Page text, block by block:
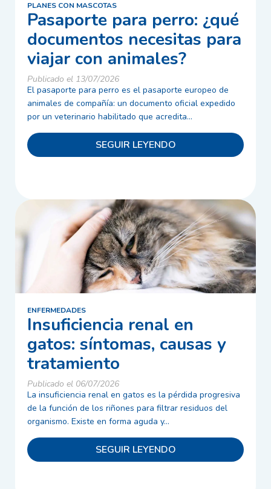
PLANES CON MASCOTAS
Pasaporte para perro: ¿qué
documentos necesitas para
viajar con animales?
Publicado el 13/07/2026
El pasaporte para perro es el pasaporte europeo de
animales de compañía: un documento oficial expedido
por un veterinario habilitado que acredita...
SEGUIR LEYENDO
ENFERMEDADES
Insuficiencia renal en
gatos: síntomas, causas y
tratamiento
Publicado el 06/07/2026
La insuficiencia renal en gatos es la pérdida progresiva
de la función de los riñones para filtrar residuos del
organismo. Existe en forma aguda y...
SEGUIR LEYENDO